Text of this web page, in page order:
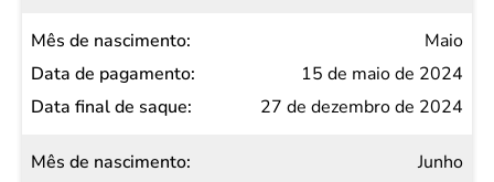
Maio
15 de maio de 2024
27 de dezembro de 2024
Junho